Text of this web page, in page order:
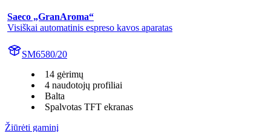
Saeco „GranAroma“
Visiškai automatinis espreso kavos aparatas
SM6580/20
14 gėrimų
4 naudotojų profiliai
Balta
Spalvotas TFT ekranas
Žiūrėti gaminį